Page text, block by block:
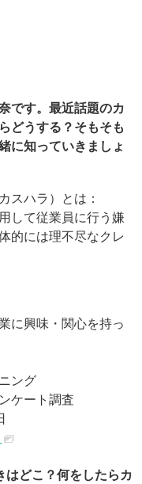
です。最近話題のカ
どうする？そもそも
に知っていきましょ
スハラ）とは：
して従業員に行う嫌
的には理不尽なクレ
に興味・関心を持っ
ング
ケート調査
はどこ？何をしたらカ